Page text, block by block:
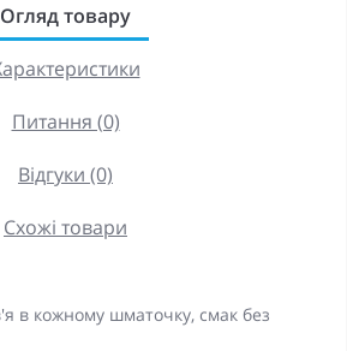
Огляд товару
Питання (0)
Відгуки (0)
Схожі товари
в кожному шматочку, смак без